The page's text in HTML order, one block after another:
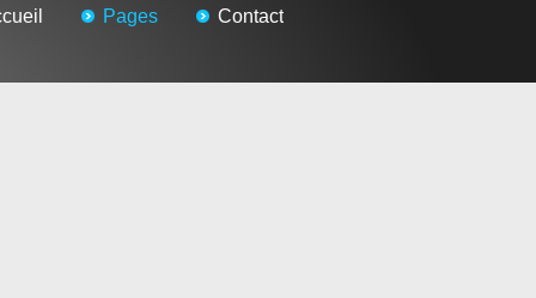
Pages Contact